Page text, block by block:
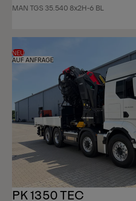
MAN TGS 35.540 8x2H-6 BL
NEU
AUF ANFRAGE
PK 1350 TEC